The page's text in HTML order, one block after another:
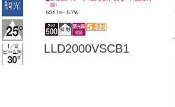
LLD2000VSCB1